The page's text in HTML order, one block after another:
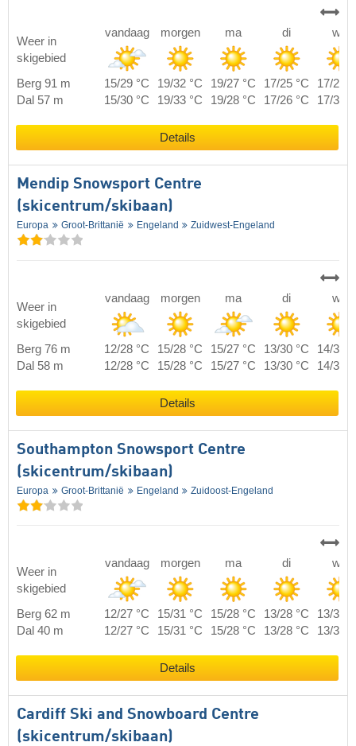
Weer in
skigebied
vandaag morgen ma di wo
Berg 91 m 15/29 °C 19/32 °C 19/27 °C 17/25 °C
17/29
Dal 57 m
15/30 °C 19/33 °C 19/28 °C 17/26 °C 17/30
Details
Mendip Snowsport Centre
(skicentrum/skibaan)
Europa Groot-Brittanië Engeland Zuidwest-Engeland
Weer in
skigebied
vandaag morgen ma di wo
Berg 76 m 12/28 °C 15/28 °C 15/27 °C 13/30 °C
14/33
Dal 58 m
12/28 °C 15/28 °C 15/27 °C 13/30 °C 14/33
Details
Southampton Snowsport Centre
(skicentrum/skibaan)
Europa Groot-Brittanië Engeland Zuidoost-Engeland
Weer in
skigebied
vandaag morgen ma di wo
Berg 62 m 12/27 °C 15/31 °C 15/28 °C 13/28 °C
13/30
Dal 40 m
12/27 °C 15/31 °C 15/28 °C 13/28 °C 13/30
Details
Cardiff Ski and Snowboard Centre
(skicentrum/skibaan)